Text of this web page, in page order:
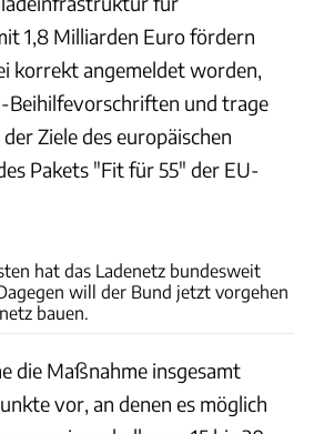
1,8 Milliarden Euro fördern
korrekt angemeldet worden,
Beihilfevorschriften und trage
Ziele des europäischen
Pakets "Fit für 55" der EU-
hat das Ladenetz bundesweit
will der Bund jetzt vorgehen
bauen.
die Maßnahme insgesamt
vor, an denen es möglich